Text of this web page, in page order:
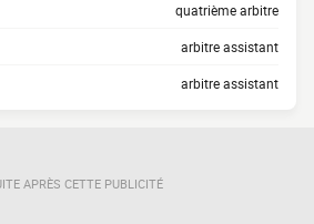
quatrième arbitre
arbitre assistant
arbitre assistant
APRÈS CETTE PUBLICITÉ